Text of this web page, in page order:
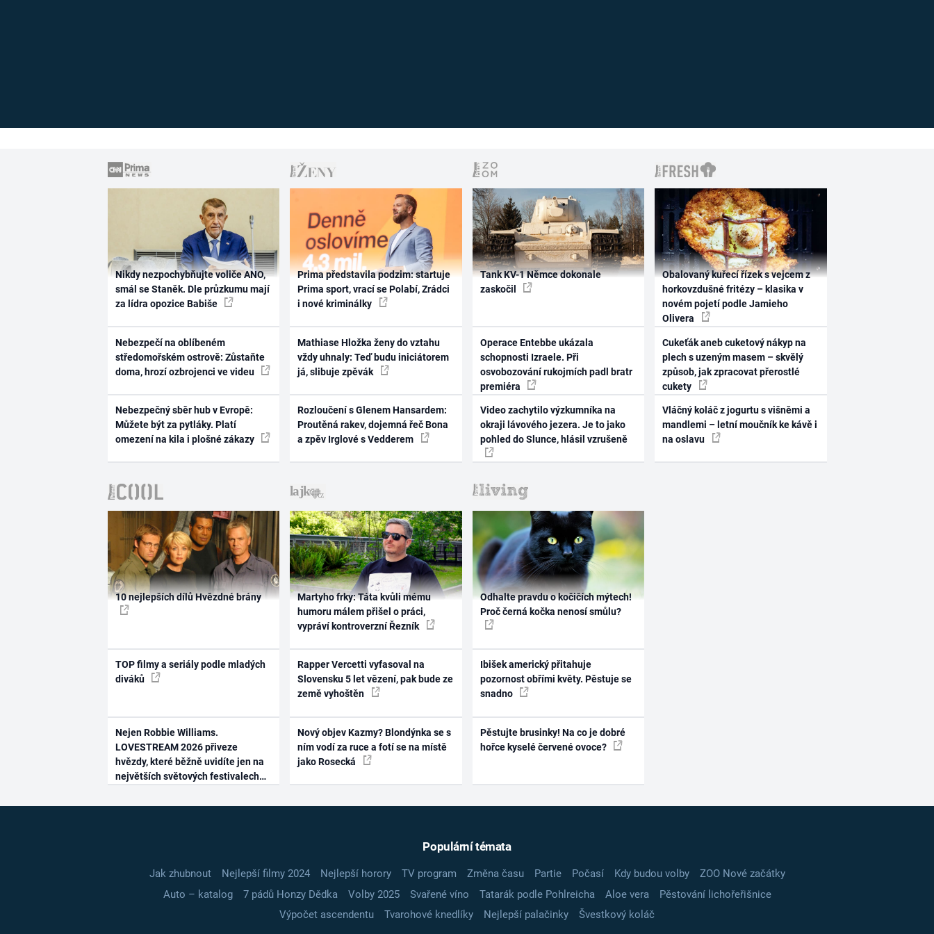
Nikdy nezpochybňujte voliče ANO,
smál se Staněk. Dle průzkumu mají
za lídra opozice Babiše
Nebezpečí na oblíbeném
středomořském ostrově: Zůstaňte
doma, hrozí ozbrojenci ve videu
Nebezpečný sběr hub v Evropě:
Můžete být za pytláky. Platí
omezení na kila i plošné zákazy
Prima představila podzim: startuje
Prima sport, vrací se Polabí, Zrádci
i nové kriminálky
Mathiase Hložka ženy do vztahu
vždy uhnaly: Teď budu iniciátorem
já, slibuje zpěvák
Rozloučení s Glenem Hansardem:
Proutěná rakev, dojemná řeč Bona
a zpěv Irglové s Vedderem
Tank KV-1 Němce dokonale
zaskočil
Operace Entebbe ukázala
schopnosti Izraele. Při
osvobozování rukojmích padl bratr
premiéra
Video zachytilo výzkumníka na
okraji lávového jezera. Je to jako
pohled do Slunce, hlásil vzrušeně
Obalovaný kuřecí řízek s vejcem z
horkovzdušné fritézy – klasika v
novém pojetí podle Jamieho
Olivera
Cukeťák aneb cuketový nákyp na
plech s uzeným masem – skvělý
způsob, jak zpracovat přerostlé
cukety
Vláčný koláč z jogurtu s višněmi a
mandlemi – letní moučník ke kávě i
na oslavu
10 nejlepších dílů Hvězdné brány
TOP filmy a seriály podle mladých
diváků
Nejen Robbie Williams.
LOVESTREAM 2026 přiveze
hvězdy, které běžně uvidíte jen na
největších světových festivalech
Martyho frky: Táta kvůli mému
humoru málem přišel o práci,
vypráví kontroverzní Řezník
Rapper Vercetti vyfasoval na
Slovensku 5 let vězení, pak bude ze
země vyhoštěn
Nový objev Kazmy? Blondýnka se s
ním vodí za ruce a fotí se na místě
jako Rosecká
Odhalte pravdu o kočičích mýtech!
Proč černá kočka nenosí smůlu?
Ibišek americký přitahuje
pozornost obřími květy. Pěstuje se
snadno
Pěstujte brusinky! Na co je dobré
hořce kyselé červené ovoce?
Populární témata
Jak zhubnout Nejlepší filmy 2024 Nejlepší horory TV program Změna času Partie Počasí Kdy budou volby
ZOO Nové začátky
Auto – katalog
7 pádů Honzy Dědka Volby 2025 Svařené víno Tatarák podle Pohlreicha Aloe vera
Pěstování lichořeřišnice
Výpočet ascendentu
Tvarohové knedlíky Nejlepší palačinky Švestkový koláč